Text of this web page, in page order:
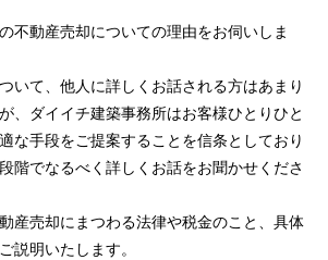
不動産売却についての理由をお伺いしま
いて、他人に詳しくお話される方はあまり
、ダイイチ建築事務所はお客様ひとりひと
な手段をご提案することを信条としており
階でなるべく詳しくお話をお聞かせくださ
産売却にまつわる法律や税金のこと、具体
説明いたします。